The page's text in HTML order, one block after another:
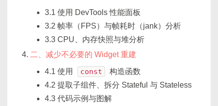
3.1 使用 DevTools 性能面板
3.2 帧率（FPS）与帧耗时（jank）分析
3.3 CPU、内存快照与堆分析
二、减少不必要的 Widget 重建
4.1 使用 const
构造函数
4.2 提取子组件、拆分 Stateful 与 Stateless
4.3 代码示例与图解